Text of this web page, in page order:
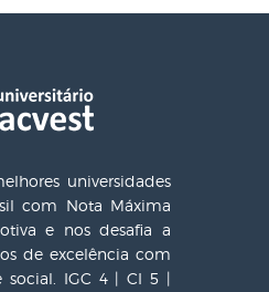
universidades
com Nota Máxima
e nos desafia a
de excelência com
social. IGC 4 | CI 5 |